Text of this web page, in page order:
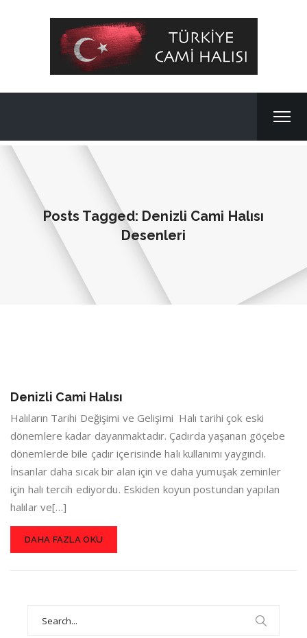
Posts Tagged: Denizli Cami Halısı
Desenleri
Denizli Cami Halısı
Halıların Tarihi Değişimi ve Gelişimi Halı tarihi çok eski
dönemlere kadar dayanmaktadır. Çadırda yaşanan göçebe
dönemlerde bile çadır içerisinde halı kullanımı yaygındı.
İnsanlar daha sıcak bir alan için ve daha yumuşak zeminler
için halı tercih ediyordu. Eskiden koyun postundan yapılan
halılar ve[…]
DAHA FAZLA OKU